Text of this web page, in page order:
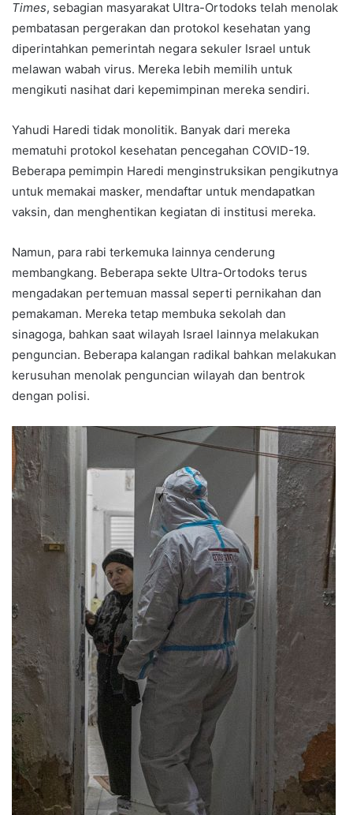
Times, sebagian masyarakat Ultra-Ortodoks telah menolak
pembatasan pergerakan dan protokol kesehatan yang
diperintahkan pemerintah negara sekuler Israel untuk
melawan wabah virus. Mereka lebih memilih untuk
mengikuti nasihat dari kepemimpinan mereka sendiri.
Yahudi Haredi tidak monolitik. Banyak dari mereka
mematuhi protokol kesehatan pencegahan COVID-19.
Beberapa pemimpin Haredi menginstruksikan pengikutnya
untuk memakai masker, mendaftar untuk mendapatkan
vaksin, dan menghentikan kegiatan di institusi mereka.
Namun, para rabi terkemuka lainnya cenderung
membangkang. Beberapa sekte Ultra-Ortodoks terus
mengadakan pertemuan massal seperti pernikahan dan
pemakaman. Mereka tetap membuka sekolah dan
sinagoga, bahkan saat wilayah Israel lainnya melakukan
penguncian. Beberapa kalangan radikal bahkan melakukan
kerusuhan menolak penguncian wilayah dan bentrok
dengan polisi.